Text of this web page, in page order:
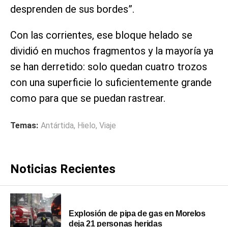
desprenden de sus bordes”.
Con las corrientes, ese bloque helado se
dividió en muchos fragmentos y la mayoría ya
se han derretido: solo quedan cuatro trozos
con una superficie lo suficientemente grande
como para que se puedan rastrear.
Temas: Antártida, Hielo, Viaje
Noticias Recientes
Explosión de pipa de gas en Morelos
deja 21 personas heridas